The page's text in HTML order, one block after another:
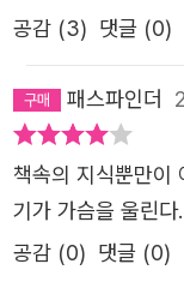
0여 년 전에 달 탐
의 첫 만남을 가능
어 가는 포위된 도
자원으로 지켜 낸
학의 순교자들, 천
찾아낸 젊은 과학도
공감 (3) 댓글 (0)
패스파인더
책속의 지식뿐만이
기가 가슴을 울린다.
공감 (0) 댓글 (0)